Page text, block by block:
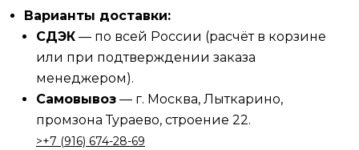
Варианты доставки:
СДЭК — по всей России (расчёт в корзине
или при подтверждении заказа
менеджером).
Самовывоз — г. Москва, Лыткарино,
промзона Тураево, строение 22.
>‪‪+7 (916) 674-28-69